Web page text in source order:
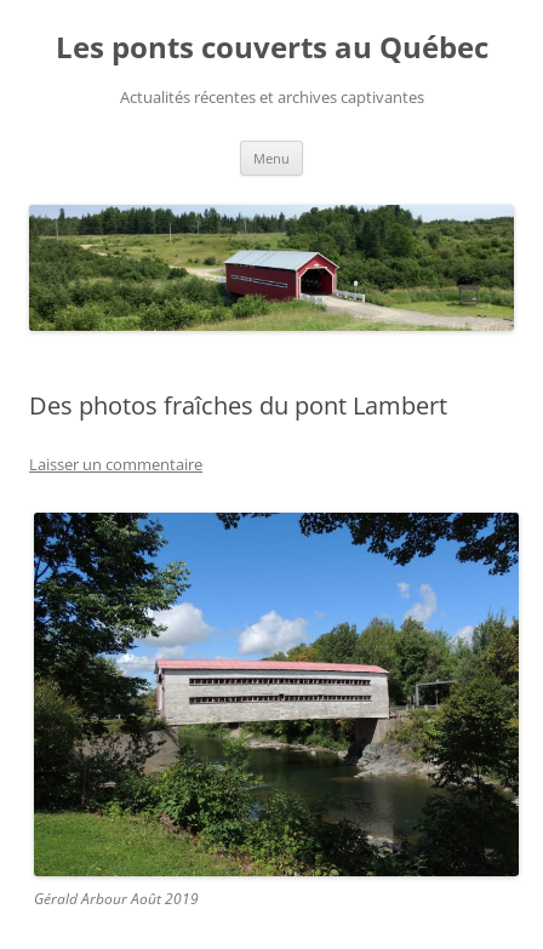
contenu
Les ponts couverts au Québec
Actualités récentes et archives captivantes
Menu
Des photos fraîches du pont Lambert
Laisser un commentaire
Gérald Arbour Août 2019